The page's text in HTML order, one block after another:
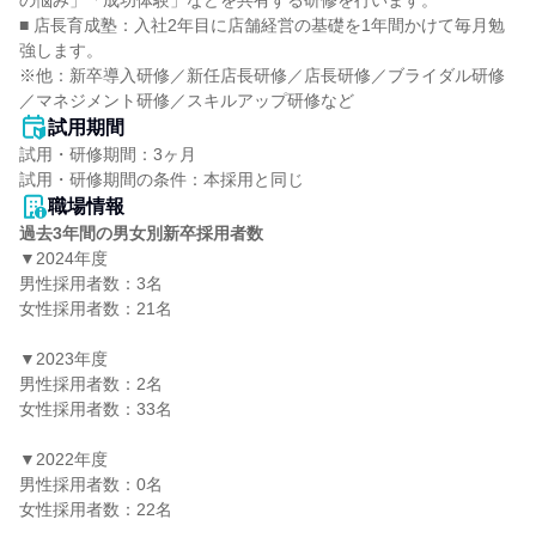
■ 店長育成塾：入社2年目に店舗経営の基礎を1年間かけて毎月勉
強します。
※他：新卒導入研修／新任店長研修／店長研修／ブライダル研修
／マネジメント研修／スキルアップ研修など
試用期間
試用・研修期間：3ヶ月
職場情報
過去3年間の男女別新卒採用者数
▼2024年度
男性採用者数：3名
女性採用者数：21名
▼2023年度
男性採用者数：2名
女性採用者数：33名
▼2022年度
男性採用者数：0名
女性採用者数：22名